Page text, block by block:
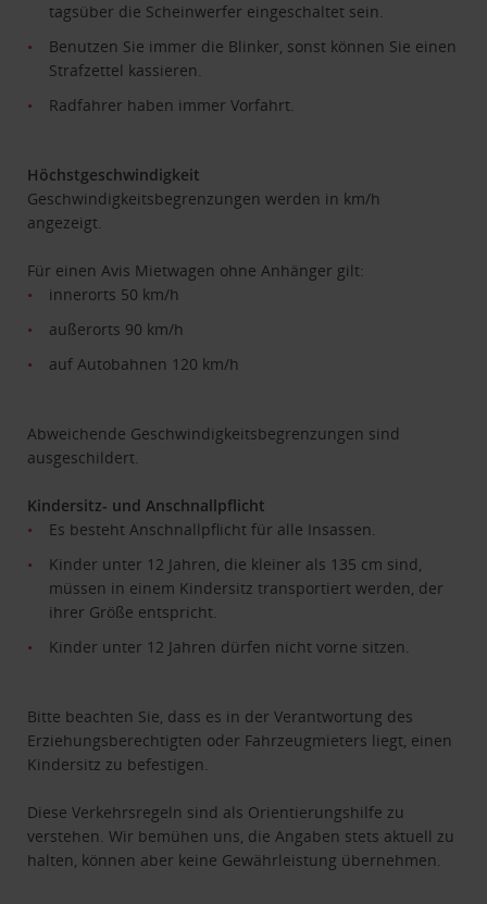
tagsüber die Scheinwerfer eingeschaltet sein.
Benutzen Sie immer die Blinker, sonst können Sie einen
Strafzettel kassieren.
Radfahrer haben immer Vorfahrt.
Höchstgeschwindigkeit
Geschwindigkeitsbegrenzungen werden in km/h
angezeigt.
Für einen Avis Mietwagen ohne Anhänger gilt:
innerorts 50 km/h
außerorts 90 km/h
auf Autobahnen 120 km/h
Abweichende Geschwindigkeitsbegrenzungen sind
ausgeschildert.
Kindersitz- und Anschnallpflicht
Es besteht Anschnallpflicht für alle Insassen.
Kinder unter 12 Jahren, die kleiner als 135 cm sind,
müssen in einem Kindersitz transportiert werden, der
ihrer Größe entspricht.
Kinder unter 12 Jahren dürfen nicht vorne sitzen.
Bitte beachten Sie, dass es in der Verantwortung des
Erziehungsberechtigten oder Fahrzeugmieters liegt, einen
Kindersitz zu befestigen.
Diese Verkehrsregeln sind als Orientierungshilfe zu
verstehen. Wir bemühen uns, die Angaben stets aktuell zu
halten, können aber keine Gewährleistung übernehmen.